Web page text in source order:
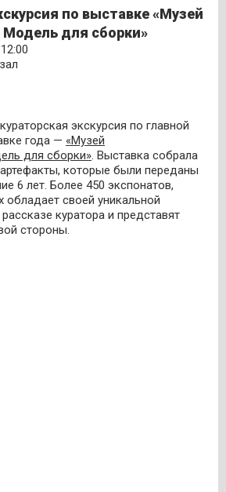
по выставке «Музей
для сборки»
экскурсия по главной
года — «Музей
для сборки». Выставка собрала
которые были переданы
6 лет. Более 450 экспонатов,
своей уникальной
куратора и представят
стороны.